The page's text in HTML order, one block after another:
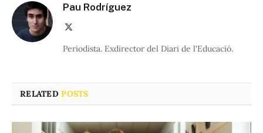
Pau Rodríguez
Periodista. Exdirector del Diari de l'Educació.
RELATEDPOSTS